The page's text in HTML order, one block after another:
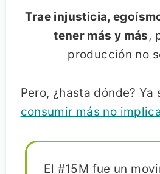
Trae injusticia,
tener más y más,
producción no
Pero, ¿hasta dónde? Ya
consumir más no
El #15M fue un